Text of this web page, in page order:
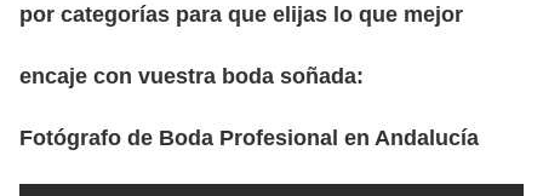
por categorías para que elijas lo que mejor
encaje con vuestra boda soñada:
Fotógrafo de Boda Profesional en Andalucía